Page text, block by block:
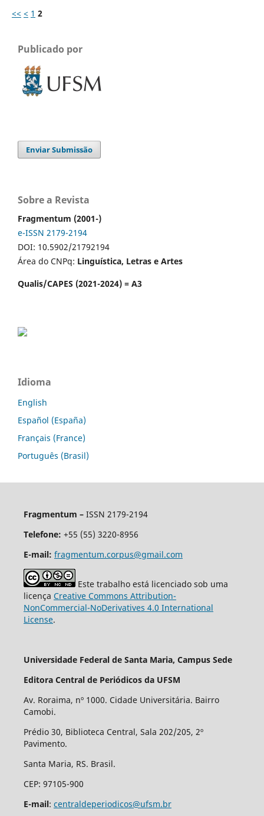
<< < 1 2
Publicado por
Enviar Submissão
Sobre a Revista
Fragmentum (2001-)
e-ISSN 2179-2194
DOI: 10.5902/21792194
Área do CNPq: Linguística, Letras e Artes
Qualis/CAPES (2021-2024) = A3
Idioma
English
Español (España)
Français (France)
Português (Brasil)
Fragmentum – ISSN 2179-2194
Telefone: +55 (55) 3220-8956
E-mail: fragmentum.corpus@gmail.com
Este trabalho está licenciado sob uma
licença Creative Commons Attribution-
NonCommercial-NoDerivatives 4.0 International
License.
Universidade Federal de Santa Maria, Campus Sede
Editora Central de Periódicos da UFSM
Av. Roraima, nº 1000. Cidade Universitária. Bairro
Camobi.
Prédio 30, Biblioteca Central, Sala 202/205, 2º
Pavimento.
Santa Maria, RS. Brasil.
CEP: 97105-900
E-mail: centraldeperiodicos@ufsm.br